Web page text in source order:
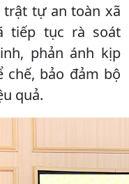
tự an toàn xã
tiếp tục rà soát
phản ánh kịp
bảo đảm bộ
quả.